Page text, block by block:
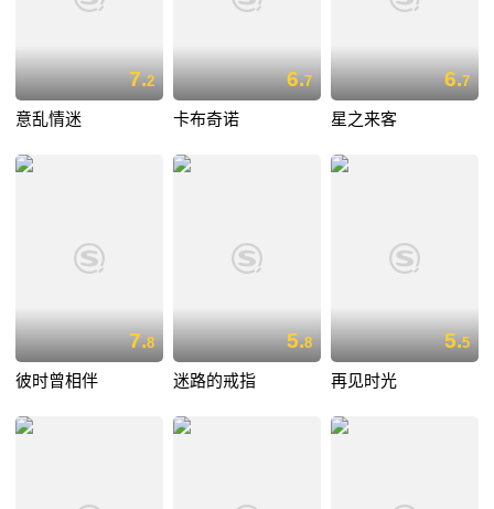
7.2
意乱情迷
6.7
卡布奇诺
6.7
星之来客
7.8
彼时曾相伴
5.8
迷路的戒指
5.5
再见时光